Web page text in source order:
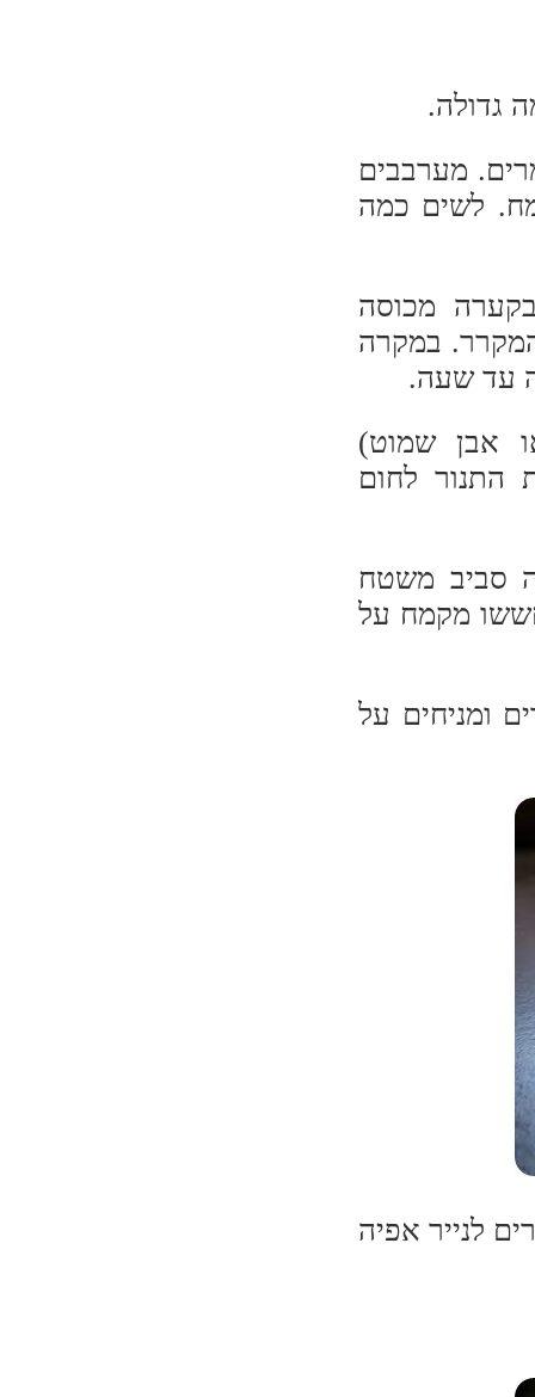
גדולה.
מערבבים
לשים כמה
מכוסה
מהמקרר. במקרה
עד שעה.
אבן שמוט)
לחום
סביב משטח
מקמח על
כדורים ומניחים על
לנייר אפיה